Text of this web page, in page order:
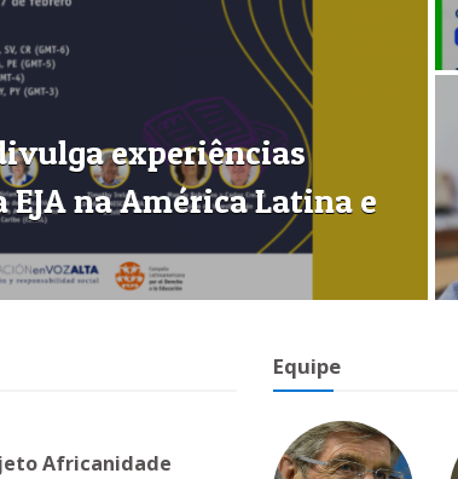
experiências
na América Latina e
Africanidade
Equipe